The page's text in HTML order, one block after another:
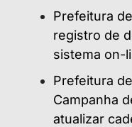
Prefeitura
registro de
sistema on-
Prefeitura
Campanha
atualizar